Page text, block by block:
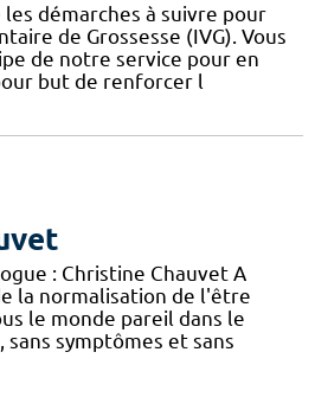
démarches à suivre pour
de Grossesse (IVG). Vous
de notre service pour en
but de renforcer l
: Christine Chauvet A
la normalisation de l'être
le monde pareil dans le
symptômes et sans